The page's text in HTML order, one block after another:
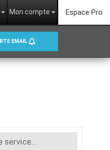
Mon compte Espace Pro
EMAIL
service...